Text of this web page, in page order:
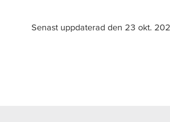
Senast uppdaterad den 23 okt.